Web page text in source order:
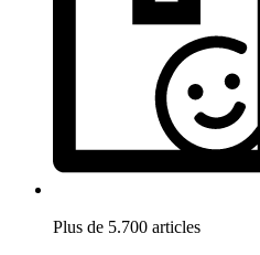
Plus de 5.700 articles